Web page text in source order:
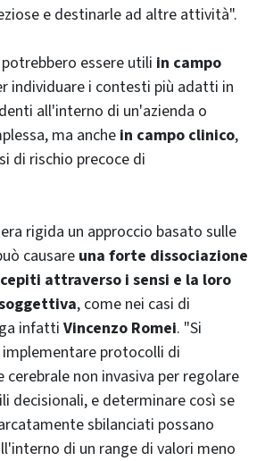
e destinarle ad altre attività".
essere utili in campo
individuare i contesti più adatti in
all'interno di un'azienda o
ma anche in campo clinico,
di rischio precoce di
rigida un approccio basato sulle
causare una forte dissociazione
attraverso i sensi e la loro
, come nei casi di
infatti Vincenzo Romei. "Si
protocolli di
non invasiva per regolare
decisionali, e determinare così se
sbilanciati possano
di un range di valori meno